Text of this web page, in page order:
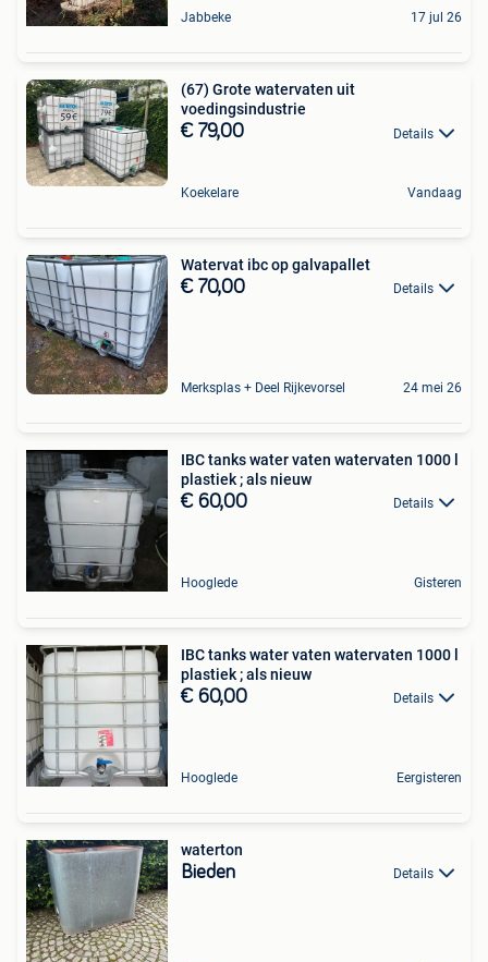
Jabbeke 17 jul 26
(67) Grote watervaten uit
voedingsindustrie
€ 79,00 Details
Koekelare Vandaag
Watervat ibc op galvapallet
€ 70,00 Details
Merksplas + Deel Rijkevorsel 24 mei 26
IBC tanks water vaten watervaten 1000 l
plastiek ; als nieuw
€ 60,00 Details
Hooglede Gisteren
IBC tanks water vaten watervaten 1000 l
plastiek ; als nieuw
€ 60,00 Details
Hooglede Eergisteren
waterton
Bieden Details